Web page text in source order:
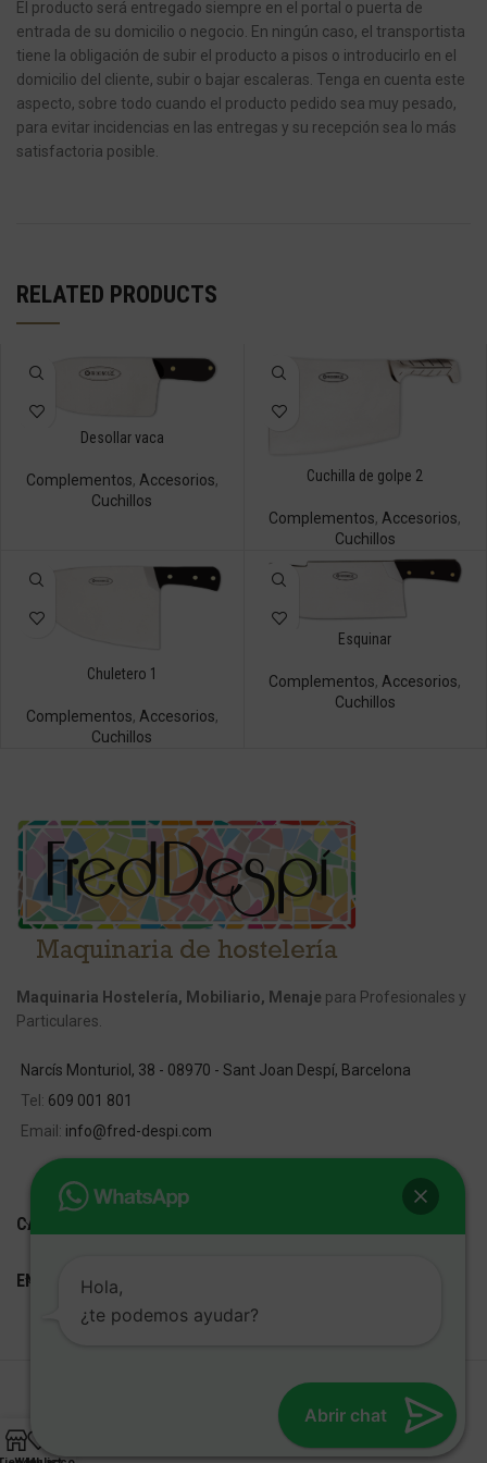
El producto será entregado siempre en el portal o puerta de
entrada de su domicilio o negocio. En ningún caso, el transportista
tiene la obligación de subir el producto a pisos o introducirlo en el
domicilio del cliente, subir o bajar escaleras. Tenga en cuenta este
aspecto, sobre todo cuando el producto pedido sea muy pesado,
para evitar incidencias en las entregas y su recepción sea lo más
satisfactoria posible.
RELATED PRODUCTS
Desollar vaca
Complementos, Accesorios,
Cuchillos
Cuchilla de golpe 2
Complementos, Accesorios,
Cuchillos
Chuletero 1
Complementos, Accesorios,
Cuchillos
Esquinar
Complementos, Accesorios,
Cuchillos
Maquinaria Hostelería, Mobiliario, Menaje para Profesionales y
Particulares.
Narcís Monturiol, 38 - 08970 - Sant Joan Despí, Barcelona
Tel: 609 001 801
Email: info@fred-despi.com
CATEGORIAS
ENLACES ÚTILES
Abrir chat
Hola,
¿te podemos ayudar?